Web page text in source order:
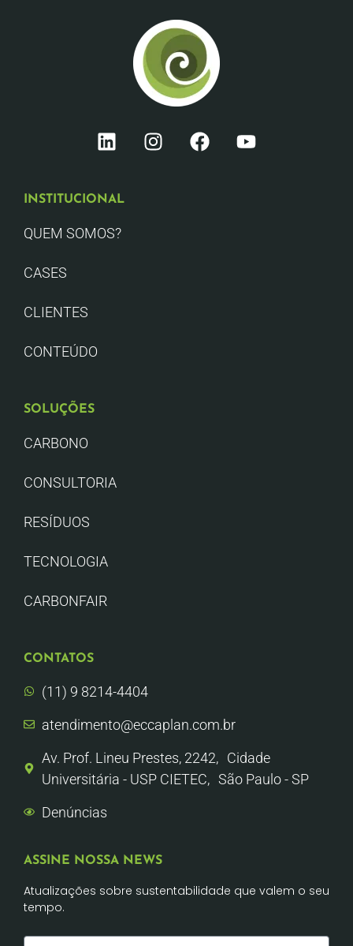
INSTITUCIONAL
QUEM SOMOS?
CASES
CLIENTES
CONTEÚDO
SOLUÇÕES
CARBONO
CONSULTORIA
RESÍDUOS
TECNOLOGIA
CARBONFAIR
CONTATOS
(11) 9 8214-4404
atendimento@eccaplan.com.br
Av. Prof. Lineu Prestes, 2242, Cidade
Universitária - USP CIETEC, São Paulo - SP
Denúncias
ASSINE NOSSA NEWS
Atualizações sobre sustentabilidade que valem o seu
tempo.